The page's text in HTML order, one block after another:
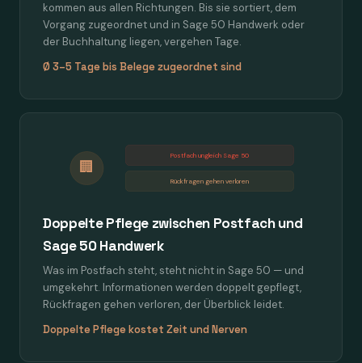
kommen aus allen Richtungen. Bis sie sortiert, dem
Vorgang zugeordnet und in Sage 50 Handwerk oder
der Buchhaltung liegen, vergehen Tage.
Ø 3–5 Tage bis Belege zugeordnet sind
🏢
Postfach ungleich Sage 50
Rückfragen gehen verloren
Doppelte Pflege zwischen Postfach und
Sage 50 Handwerk
Was im Postfach steht, steht nicht in Sage 50 — und
umgekehrt. Informationen werden doppelt gepflegt,
Rückfragen gehen verloren, der Überblick leidet.
Doppelte Pflege kostet Zeit und Nerven